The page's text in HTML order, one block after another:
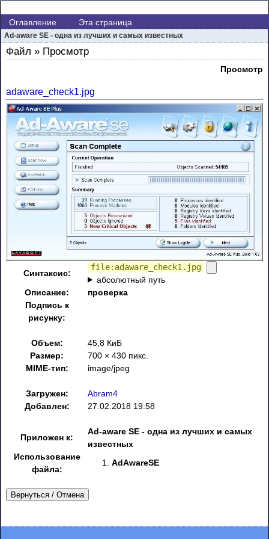
Оглавление Эта страница
Ad-aware SE - одна из лучших и самых известных
Файл » Просмотр
Просмотр
adaware_check1.jpg
Синтаксис:
file:adaware_check1.jpg
абсолютный путь
Описание:
проверка
Подпись к
рисунку:
Объем:
45,8 КиБ
Размер:
700 × 430 пикс.
MIME-тип:
image/jpeg
Загружен:
Abram4
Добавлен:
27.02.2018 19:58
Приложен к:
Ad-aware SE - одна из лучших и самых
известных
Использование
файла:
AdAwareSE
Вернуться / Отмена